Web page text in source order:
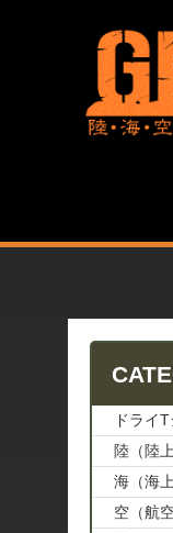
ドライ
陸（陸
海（海
空（航